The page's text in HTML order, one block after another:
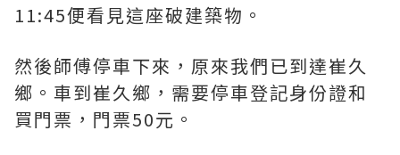
11:45便看見這座破建築物。
然後師傅停車下來，原來我們已到達崔久
鄉。車到崔久鄉，需要停車登記身份證和
買門票，門票50元。